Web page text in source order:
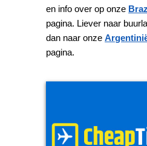
en info over op onze
pagina. Liever naar
dan naar onze
pagina.